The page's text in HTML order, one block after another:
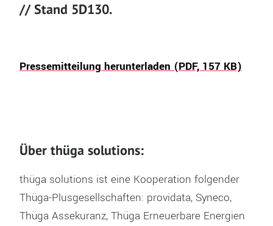
// Stand 5D130.
Pressemitteilung herunterladen (PDF, 157 KB)
Über thüga solutions:
thüga solutions ist eine Kooperation folgender
Thüga-Plusgesellschaften: providata, Syneco,
Thüga Assekuranz, Thüga Erneuerbare Energien